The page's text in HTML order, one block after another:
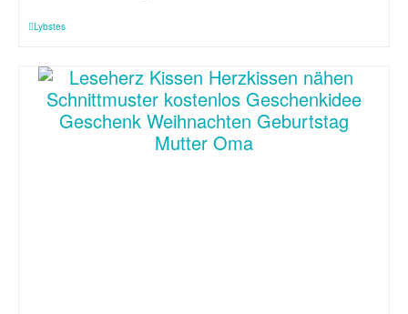
Lybstes